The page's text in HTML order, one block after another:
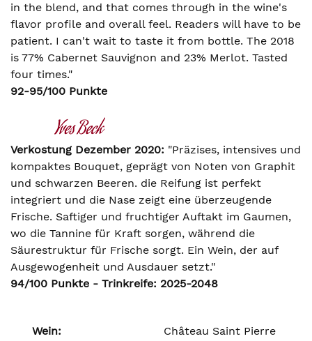
in the blend, and that comes through in the wine's
flavor profile and overall feel. Readers will have to be
patient. I can't wait to taste it from bottle. The 2018
is 77% Cabernet Sauvignon and 23% Merlot. Tasted
four times."
92-95/100 Punkte
Verkostung Dezember 2020: "Präzises, intensives und
kompaktes Bouquet, geprägt von Noten von Graphit
und schwarzen Beeren. die Reifung ist perfekt
integriert und die Nase zeigt eine überzeugende
Frische. Saftiger und fruchtiger Auftakt im Gaumen,
wo die Tannine für Kraft sorgen, während die
Säurestruktur für Frische sorgt. Ein Wein, der auf
Ausgewogenheit und Ausdauer setzt."
94/100 Punkte - Trinkreife: 2025-2048
Wein: Château Saint Pierre